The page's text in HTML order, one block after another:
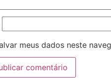
meus dados neste